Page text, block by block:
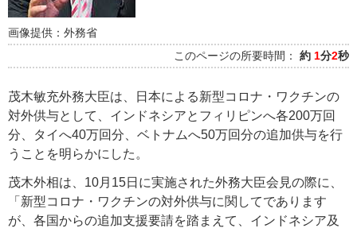
画像提供：外務省
このページの所要時間： 約 1分2秒
茂木敏充外務大臣は、日本による新型コロナ・ワクチンの
対外供与として、インドネシアとフィリピンへ各200万回
分、タイへ40万回分、ベトナムへ50万回分の追加供与を行
うことを明らかにした。
茂木外相は、10月15日に実施された外務大臣会見の際に、
「新型コロナ・ワクチンの対外供与に関してであります
が、各国からの追加支援要請を踏まえて、インドネシア及